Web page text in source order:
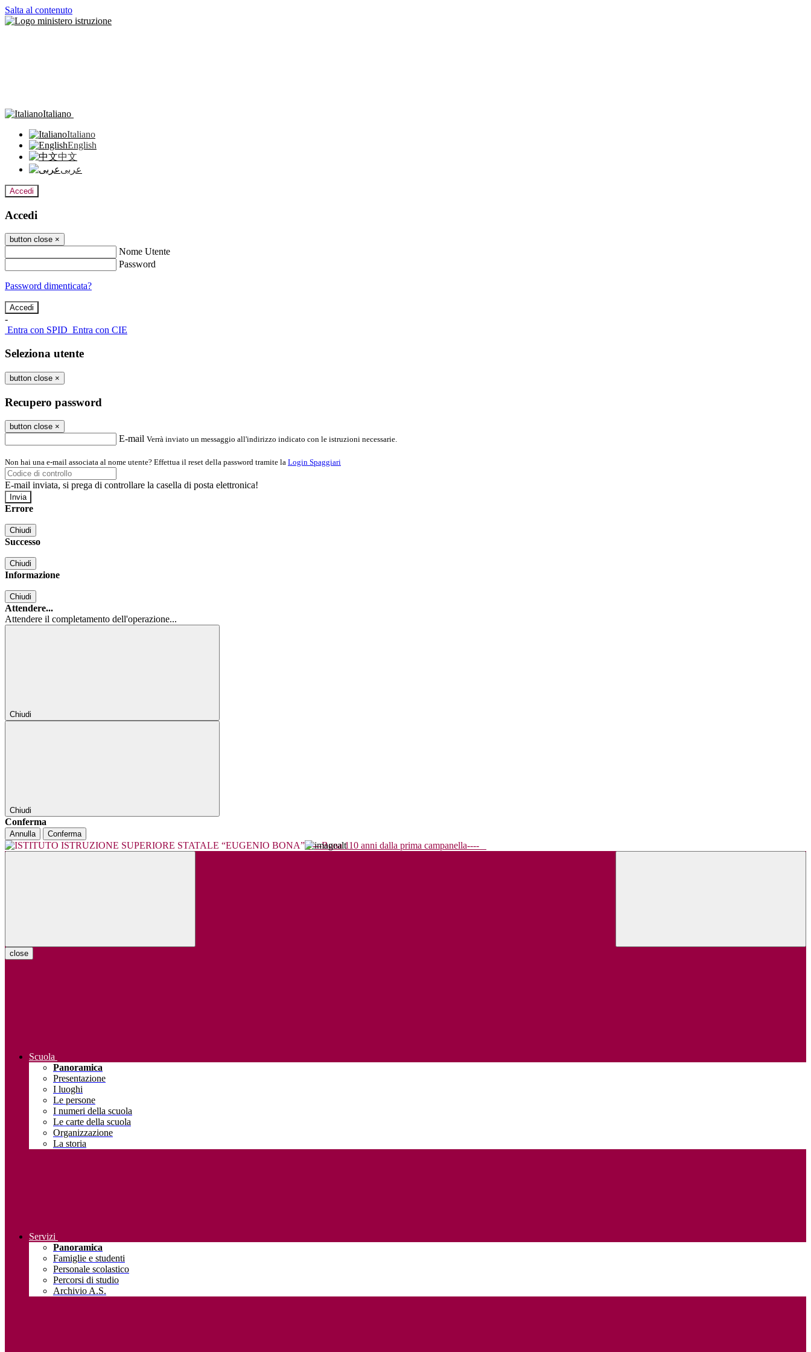
Salta al contenuto
Italiano
Italiano
English
中文
عربى
Accedi
Accedi
button close ×
Nome Utente
Password
Password dimenticata?
-
Entra con SPID Entra con CIE
Seleziona utente
button close ×
Recupero password
button close ×
E-mail Verrà inviato un messaggio all'indirizzo indicato con le istruzioni necessarie.
Non hai una e-mail associata al nome utente? Effettua il reset della password tramite la Login Spaggiari
E-mail inviata, si prega di controllare la casella di posta elettronica!
Errore
Chiudi
Successo
Chiudi
Informazione
Chiudi
Attendere...
Attendere il completamento dell'operazione...
Chiudi
Chiudi
Conferma
Annulla Conferma
----Bona 110 anni dalla prima campanella----
close
Scuola
Panoramica
Presentazione
I luoghi
Le persone
I numeri della scuola
Le carte della scuola
Organizzazione
La storia
Servizi
Panoramica
Famiglie e studenti
Personale scolastico
Percorsi di studio
Archivio A.S.